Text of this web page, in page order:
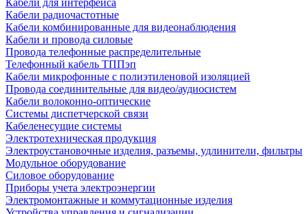
Кабели для интерфейса
Кабели радиочастотные
Кабели комбинированные для видеонаблюдения
Кабели и провода силовые
Провода телефонные распределительные
Телефонный кабель ТППэп
Кабели микрофонные с полиэтиленовой изоляцией
Провода соединительные для видео/аудиосистем
Кабели волоконно-оптические
Системы диспетчерской связи
Кабеленесущие системы
Электротехническая продукция
Электроустановочные изделия, разъемы, удлинители, фильтры
Модульное оборудование
Силовое оборудование
Приборы учета электроэнергии
Электромонтажные и коммутационные изделия